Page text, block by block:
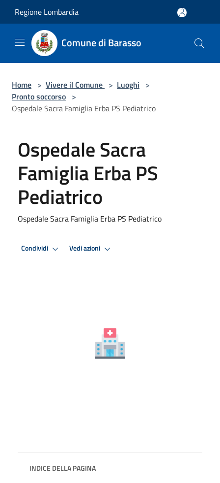
Regione Lombardia
Comune di Barasso
Home > Vivere il Comune > Luoghi >
Pronto soccorso >
Ospedale Sacra Famiglia Erba PS Pediatrico
Ospedale Sacra
Famiglia Erba PS
Pediatrico
Ospedale Sacra Famiglia Erba PS Pediatrico
Condividi Vedi azioni
INDICE DELLA PAGINA